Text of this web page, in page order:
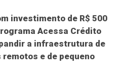
investimento de R$ 500
Acessa Crédito
a infraestrutura de
e de pequeno